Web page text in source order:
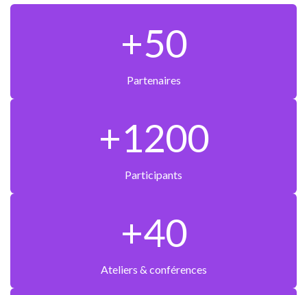
+50
Partenaires
+1200
Participants
+40
Ateliers & conférences